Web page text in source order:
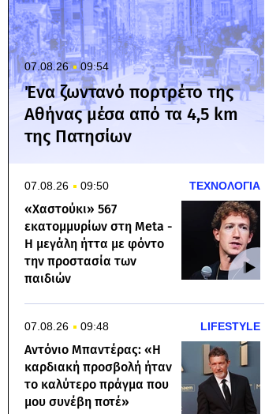
07.08.26 09:54
Ένα ζωντανό πορτρέτο της
Αθήνας μέσα από τα 4,5 km
της Πατησίων
07.08.26 09:50 ΤΕΧΝΟΛΟΓΙΑ
«Χαστούκι» 567
εκατομμυρίων στη Meta -
Η μεγάλη ήττα με φόντο
την προστασία των
παιδιών
07.08.26 09:48 LIFESTYLE
Αντόνιο Μπαντέρας: «Η
καρδιακή προσβολή ήταν
το καλύτερο πράγμα που
μου συνέβη ποτέ»